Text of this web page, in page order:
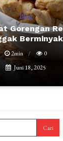
Blog
Gorengan
Berminyak
2min
0
Juni 18, 2025
Cari